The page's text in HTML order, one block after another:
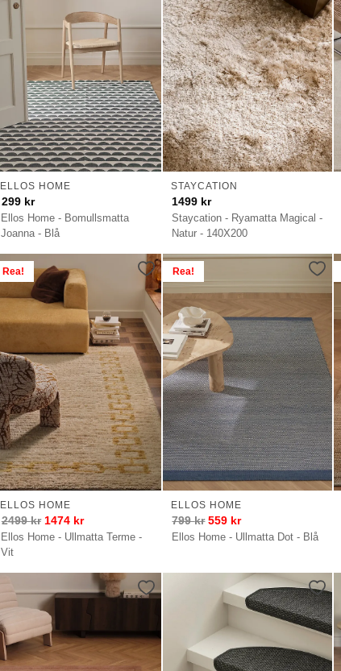
Ellos Home - Bomullsmatta
Joanna - Blå
ELLOS HOME
299 kr
Staycation - Ryamatta Magical -
Natur - 140X200
STAYCATION
1499 kr
Rea!
Ellos Home - Ullmatta Terme -
Vit
ELLOS HOME
2499kr 1474 kr
Rea!
Ellos Home - Ullmatta Dot - Blå
ELLOS HOME
799kr 559 kr